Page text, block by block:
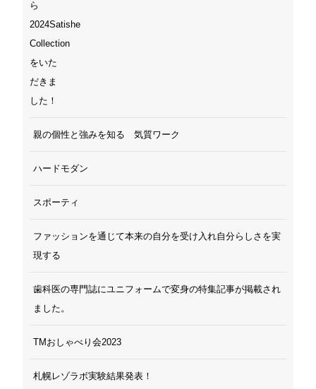
親の個性と強みを知る 気質ワーク
ハードモダン
スポーティ
ファッションを通じて本来の自分を受け入れ自分らしさを実
現する
歯科医の専門誌にユニフォームで変身の特集記事が掲載され
ました。
TMおしゃべり会2023
札幌レゾラボ実験結果発表！